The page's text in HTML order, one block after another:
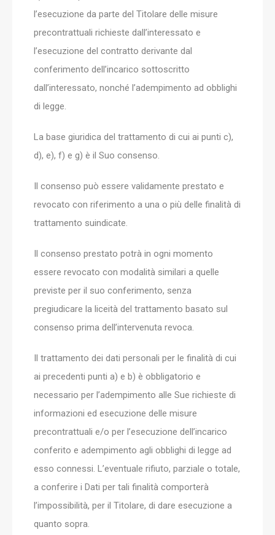
l’esecuzione da parte del Titolare delle misure
precontrattuali richieste dall’interessato e
l’esecuzione del contratto derivante dal
conferimento dell’incarico sottoscritto
dall’interessato, nonché l’adempimento ad obblighi
di legge.
La base giuridica del trattamento di cui ai punti c),
d), e), f) e g) è il Suo consenso.
Il consenso può essere validamente prestato e
revocato con riferimento a una o più delle finalità di
trattamento suindicate.
Il consenso prestato potrà in ogni momento
essere revocato con modalità similari a quelle
previste per il suo conferimento, senza
pregiudicare la liceità del trattamento basato sul
consenso prima dell’intervenuta revoca.
Il trattamento dei dati personali per le finalità di cui
ai precedenti punti a) e b) è obbligatorio e
necessario per l’adempimento alle Sue richieste di
informazioni ed esecuzione delle misure
precontrattuali e/o per l’esecuzione dell’incarico
conferito e adempimento agli obblighi di legge ad
esso connessi. L’eventuale rifiuto, parziale o totale,
a conferire i Dati per tali finalità comporterà
l’impossibilità, per il Titolare, di dare esecuzione a
quanto sopra.